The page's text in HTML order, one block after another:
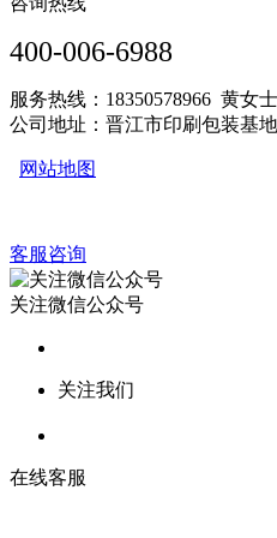
400-006-6988
服务热线：18350578966 黄女士
公司地址：晋江市印刷包装基
网站地图
客服咨询
关注微信公众号
关注我们
在线客服